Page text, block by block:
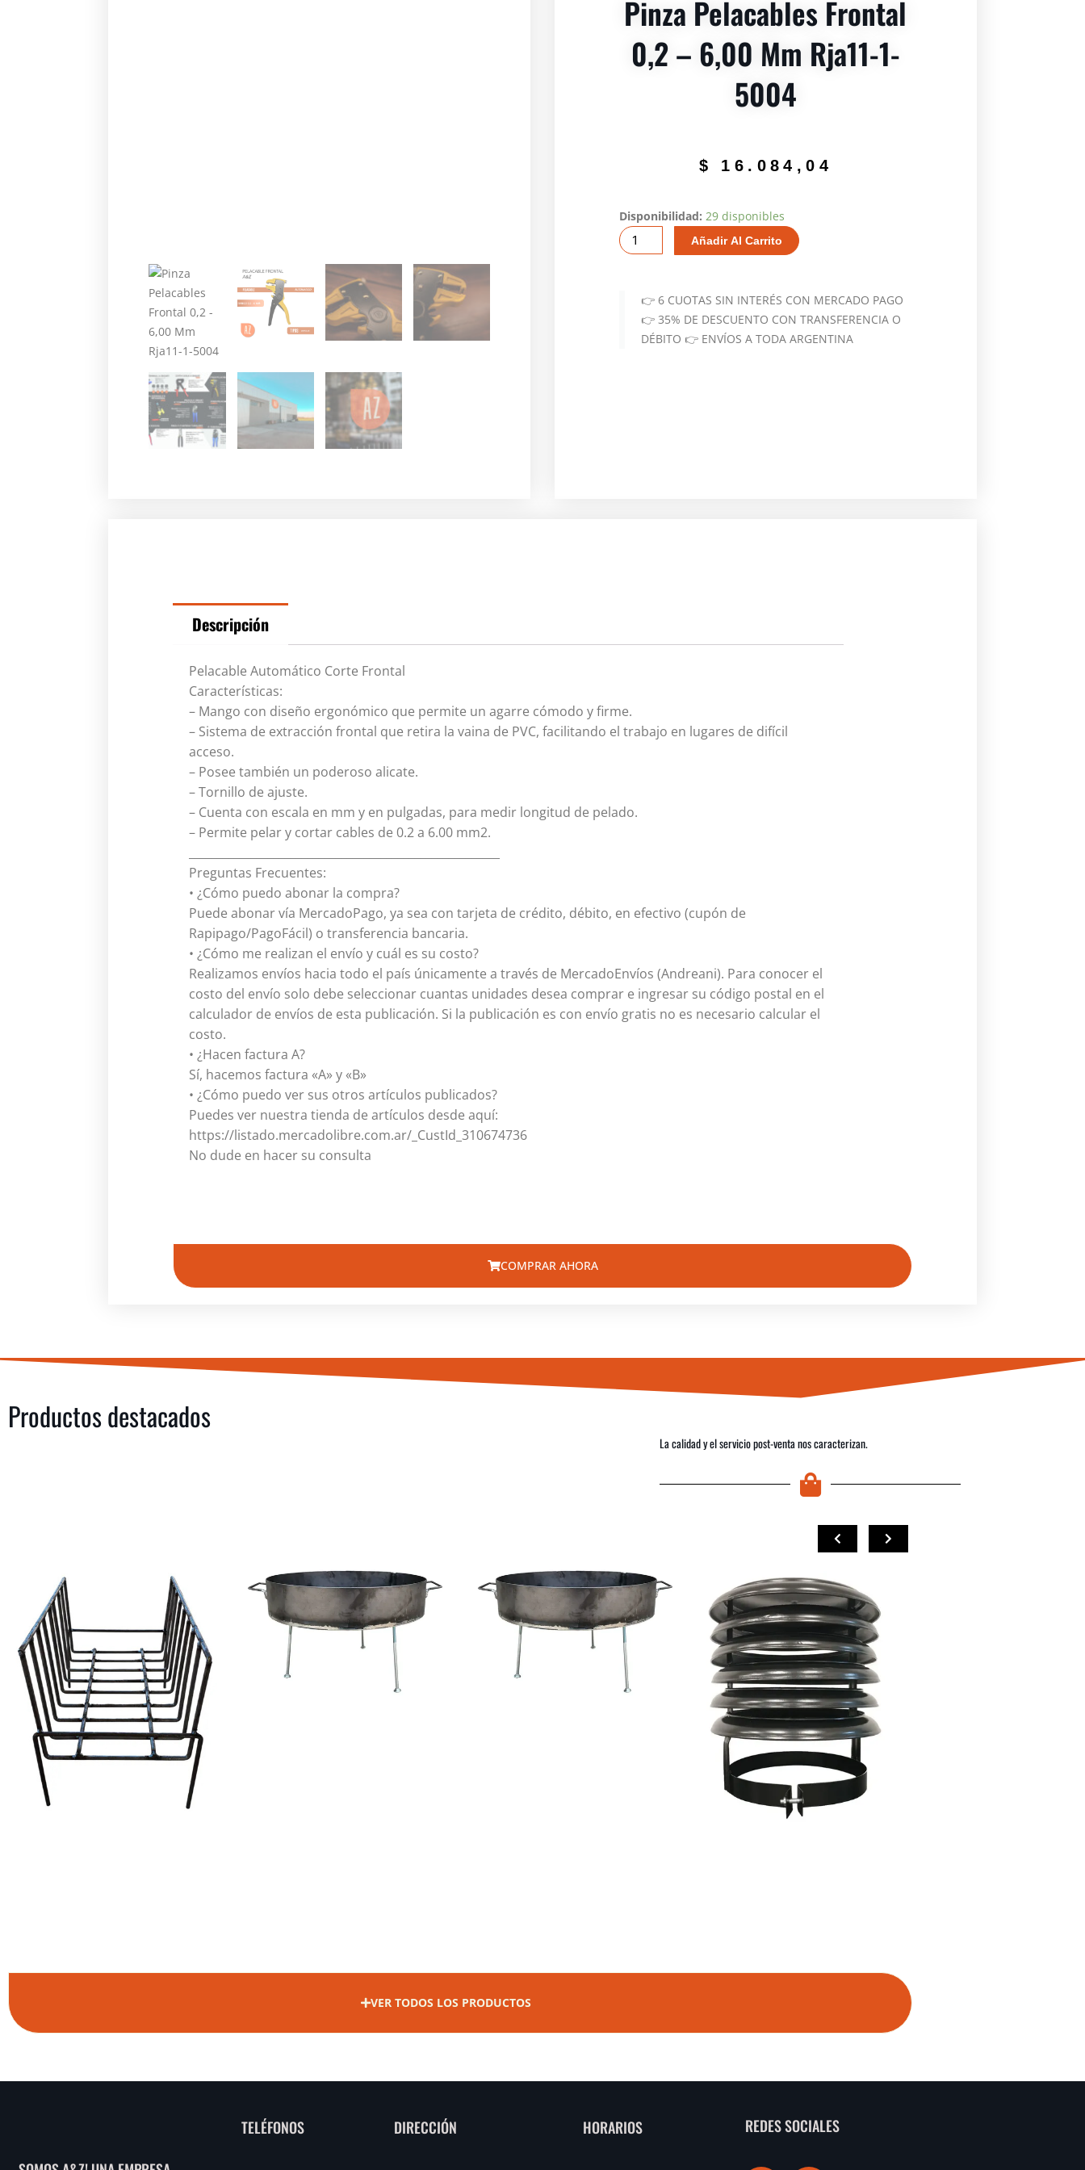
Pinza Pelacables Frontal
0,2 – 6,00 Mm Rja11-1-
5004
$ 16.084,04
Disponibilidad: 29 disponibles
Pinza
Pelacables
Frontal
Añadir Al Carrito
👉 6 CUOTAS SIN INTERÉS CON MERCADO PAGO
👉 35% DE DESCUENTO CON TRANSFERENCIA O
DÉBITO 👉 ENVÍOS A TODA ARGENTINA
Descripción
Pelacable Automático Corte Frontal
Características:
– Mango con diseño ergonómico que permite un agarre cómodo y firme.
– Sistema de extracción frontal que retira la vaina de PVC, facilitando el trabajo en lugares de difícil
acceso.
– Posee también un poderoso alicate.
– Tornillo de ajuste.
– Cuenta con escala en mm y en pulgadas, para medir longitud de pelado.
– Permite pelar y cortar cables de 0.2 a 6.00 mm2.
Preguntas Frecuentes:
• ¿Cómo puedo abonar la compra?
Puede abonar vía MercadoPago, ya sea con tarjeta de crédito, débito, en efectivo (cupón de
Rapipago/PagoFácil) o transferencia bancaria.
• ¿Cómo me realizan el envío y cuál es su costo?
Realizamos envíos hacia todo el país únicamente a través de MercadoEnvíos (Andreani). Para conocer el
costo del envío solo debe seleccionar cuantas unidades desea comprar e ingresar su código postal en el
calculador de envíos de esta publicación. Si la publicación es con envío gratis no es necesario calcular el
costo.
• ¿Hacen factura A?
Sí, hacemos factura «A» y «B»
• ¿Cómo puedo ver sus otros artículos publicados?
Puedes ver nuestra tienda de artículos desde aquí:
https://listado.mercadolibre.com.ar/_CustId_310674736
No dude en hacer su consulta
COMPRAR AHORA
Productos destacados
La calidad y el servicio post-venta nos caracterizan.
COMPRAR
COMPRAR COMPRAR
VER TODOS LOS PRODUCTOS
TELÉFONOS DIRECCIÓN HORARIOS REDES SOCIALES